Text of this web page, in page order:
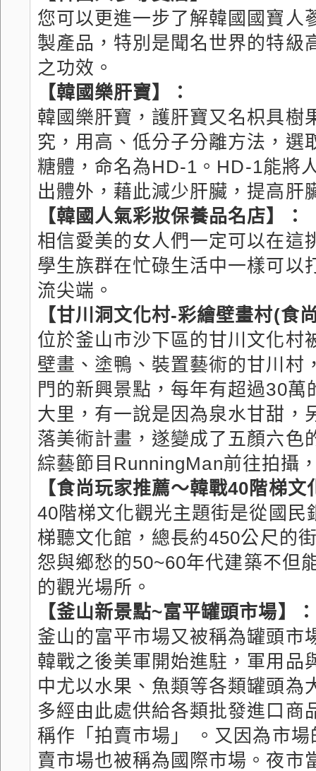
您可以更進一步了解韓國國寶人
製產品，特別是聞名世界的特級
之功效。
【韓國樂肝寶】：
韓國樂肝寶，護肝寶又名枳具樹
究，用高、低分子分離方法，選
糖體，命名為HD-1。HD-1能將
出體外，藉此減少肝臟，提高肝
【韓國人氣彩妝保養品名店】：
相信愛美的女人們一定可以在這
學生族群在忙碌生活中一樣可以
流尖端。
【甘川洞文化村-彩繪壁畫村(食
位於釜山市沙下區的甘川文化村
壁畫、塗鴨、裝置藝術的甘川村
門的新興景點，每年有超過30
大里，有一說是因為泉水甘甜，
落美術計畫，遂變成了五顏六色
綜藝節目RunningMan前往拍攝
【食尚玩家推薦～韓戰40階梯
40階梯文化觀光主題街是從國
梯聽文化館，總長約450公尺的
怨與鄉愁的50~60年代建築不但
的觀光場所。
【釜山新景點~富平罐頭市場】：
釜山的富平市場又被稱為罐頭市
韓戰之後美軍開始進駐，軍用品
中尤以水果、魚類等各類罐頭為
多經由此處供給各類批發進口商
稱作「拍賣市場」 。又因為市
賣市場也被稱為國際市場。夜市